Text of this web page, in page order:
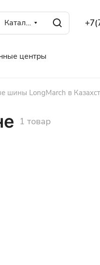
Каталог
центры
шины LongMarch в
1 товар